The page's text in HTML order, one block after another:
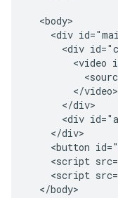
  <body>
<div
<div
<video
        </video>
      </div>
<div
    </div>
<button
<script
<script
  </body>